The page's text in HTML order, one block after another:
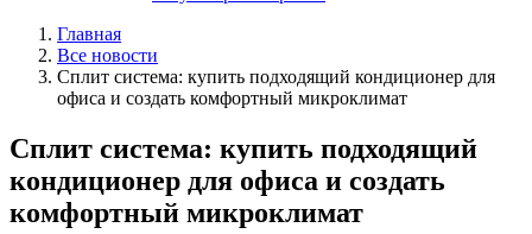
Главная
Все новости
Сплит система: купить подходящий кондиционер для
офиса и создать комфортный микроклимат
Сплит система: купить подходящий
кондиционер для офиса и создать
комфортный микроклимат